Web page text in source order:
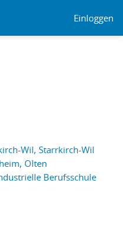
Einloggen
Wil, Starrkirch-Wil
Olten
Berufsschule